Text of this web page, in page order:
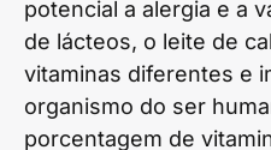
potencial a alergia e a
de lácteos, o leite de
vitaminas diferentes e
organismo do ser
porcentagem de